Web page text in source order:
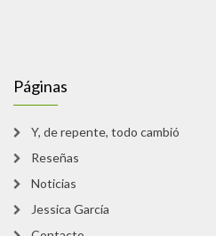
Páginas
Y, de repente, todo cambió
Reseñas
Noticias
Jessica García